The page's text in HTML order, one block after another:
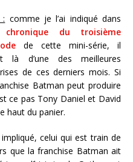
: comme je l’ai indiqué dans
chronique du troisième
de cette mini-série, il
là d’une des meilleures
de ces derniers mois. Si
Batman peut produire
ce pas Tony Daniel et David
haut du panier.
celui qui est train de
que la franchise Batman ait